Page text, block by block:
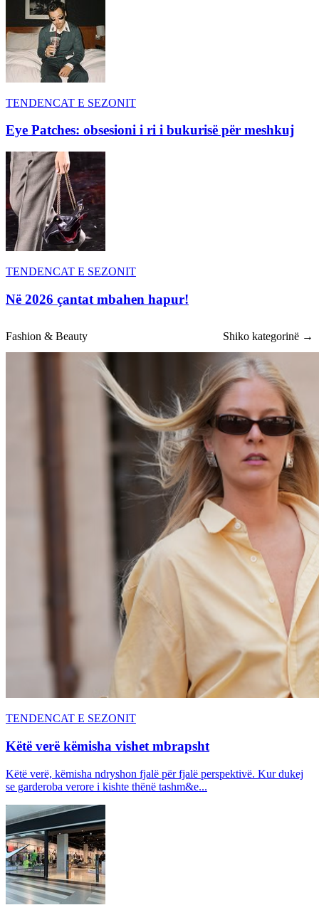
TENDENCAT E SEZONIT
Eye Patches: obsesioni i ri i bukurisë për meshkuj
TENDENCAT E SEZONIT
Në 2026 çantat mbahen hapur!
Fashion & Beauty Shiko kategorinë →
TENDENCAT E SEZONIT
Këtë verë këmisha vishet mbrapsht
Këtë verë, këmisha ndryshon fjalë për fjalë perspektivë. Kur dukej
se garderoba verore i kishte thënë tashm&e...